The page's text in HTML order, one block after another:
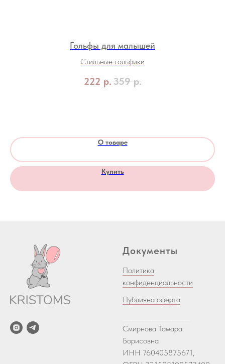
Гольфы для малышей
Стильные гольфики
222 р.359 р.
О товаре
Купить
Документы
Политика
конфиденциальности
Публична оферта
Смирнова Тамара
Борисовна
ИНН 760405875671,